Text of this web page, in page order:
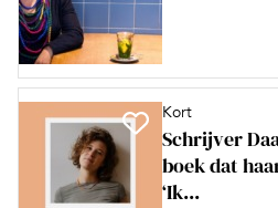
Kort
Schrijver
boek dat
‘Ik...